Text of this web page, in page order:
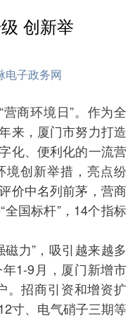
创新举
电子政务网
商环境日”。作为全
来，厦门市努力打造
化、便利化的一流营
创新举措，亮点纷
价中名列前茅，营商
国标杆”，14个指标
力”，吸引越来越多
1-9月，厦门新增市
。招商引资和增资扩
寸、电气硝子三期等